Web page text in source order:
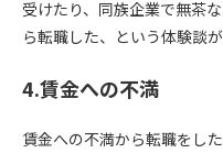
受けたり、同族企業で無茶
ら転職した、という体験談が
4.賃金への不満
賃金への不満から転職をし